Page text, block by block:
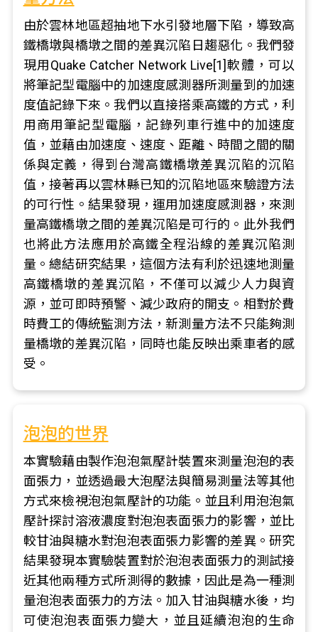
由於雲林地區超抽地下水引發地層下陷，導致高
鐵橋墩與橋墩之間的差異沉陷日趨惡化。我們發
現用Quake Catcher Network Live[1]軟體，可以
將筆記型電腦中的加速度感測器所測量到的加速
度值記錄下來。我們以直接搭乘高鐵的方式，利
用商用筆記型電腦，記錄列車行進中的加速度
值，並藉由加速度、速度、距離、時間之間的關
係與定義，得到台灣高鐵橋墩差異沉陷的沉陷
值，接著再以雲林縣已知的沉陷地區來驗證方法
的可行性。結果發現，運用加速度感測器，來測
量高鐵橋墩之間的差異沉陷是可行的。此外我們
也將此方法應用於高鐵全程沿線的差異沉陷測
量。總結研究結果，這個方法有利於迅速地測量
高鐵橋墩的差異沉陷，不僅可以減少人力與資
源，並可即時預警、減少政府的開支。相對於費
時費工的傳統監測方法，新測量方法不只能夠測
量橋墩的差異沉陷，同時也能反映出乘車者的感
受。
泡泡的世界
本實驗藉由製作泡泡氣壓計裝置來測量泡泡的表
面張力，並透過最大泡壓法與簡易測量法等其他
方式來檢視泡泡氣壓計的功能。並且利用泡泡氣
壓計探討溶液濃度對泡泡表面張力的影響，並比
較甘油與糖水對泡泡表面張力影響的差異。研究
結果發現本實驗裝置對於泡泡表面張力的測試接
近其他兩種方式所測得的數據，因此是為一種測
量泡泡表面張力的方法。加入甘油與糖水後，均
可使泡泡表面張力變大，並且延續泡泡的生命